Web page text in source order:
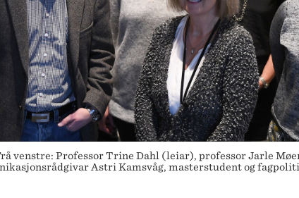
venstre: Professor Trine Dahl (leiar), professor Jarle
Astri Kamsvåg, masterstudent og